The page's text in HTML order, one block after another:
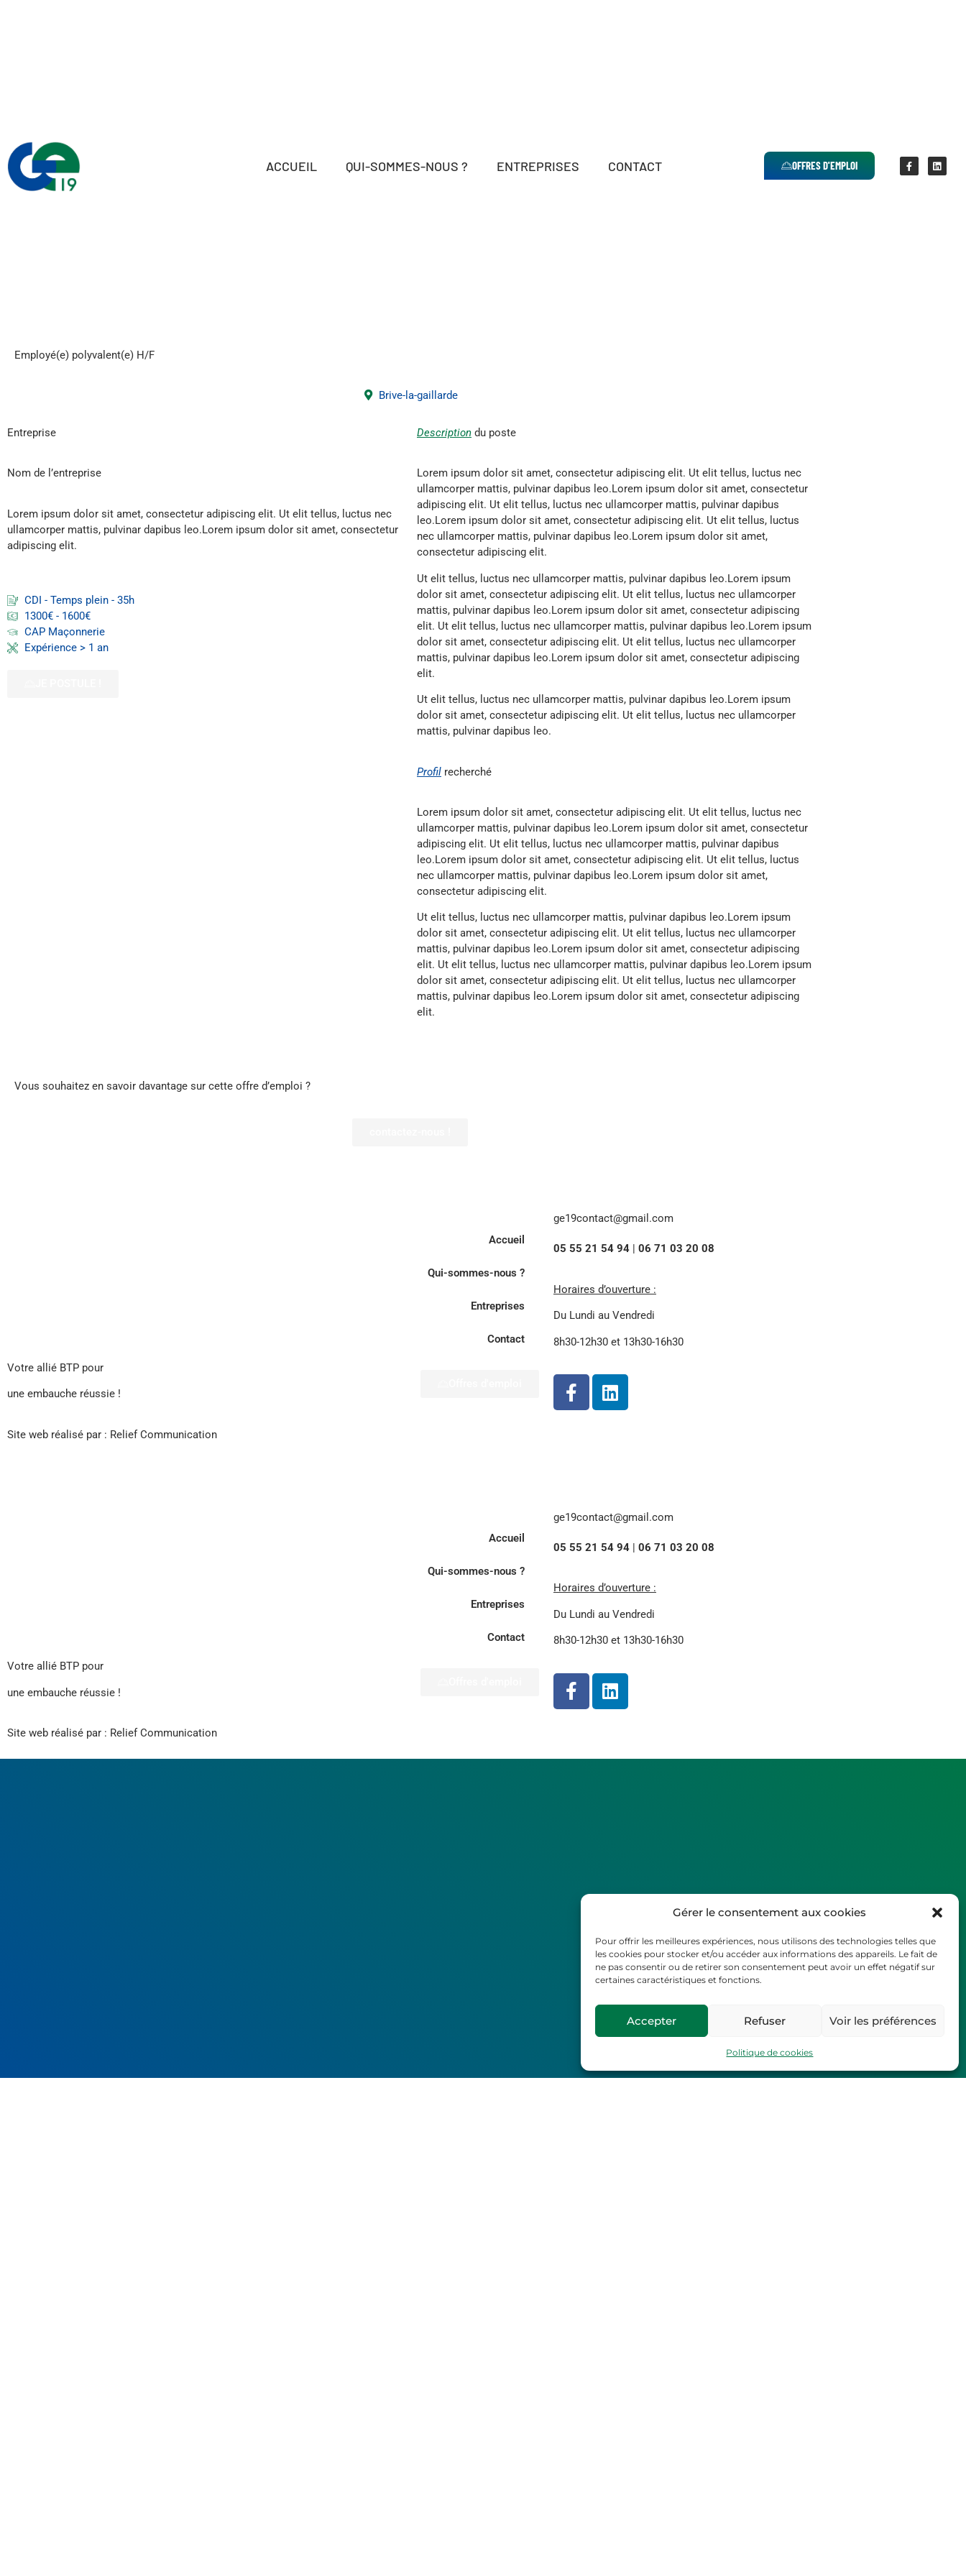
Gérer le consentement aux cookies
Pour offrir les meilleures expériences, nous utilisons des technologies telles que
les cookies pour stocker et/ou accéder aux informations des appareils. Le fait de
ne pas consentir ou de retirer son consentement peut avoir un effet négatif sur
certaines caractéristiques et fonctions.
Accepter Refuser Voir les préférences
Politique de cookies
ACCUEIL QUI-SOMMES-NOUS ? ENTREPRISES CONTACT OFFRES D'EMPLOI
Employé(e) polyvalent(e) H/F
Brive-la-gaillarde
Entreprise
Nom de l’entreprise
Lorem ipsum dolor sit amet, consectetur adipiscing elit. Ut elit tellus, luctus nec
ullamcorper mattis, pulvinar dapibus leo.Lorem ipsum dolor sit amet, consectetur
adipiscing elit.
CDI - Temps plein - 35h
1300€ - 1600€
CAP Maçonnerie
Expérience > 1 an
Description du poste
Lorem ipsum dolor sit amet, consectetur adipiscing elit. Ut elit tellus, luctus nec
ullamcorper mattis, pulvinar dapibus leo.Lorem ipsum dolor sit amet, consectetur
adipiscing elit. Ut elit tellus, luctus nec ullamcorper mattis, pulvinar dapibus
leo.Lorem ipsum dolor sit amet, consectetur adipiscing elit. Ut elit tellus, luctus
nec ullamcorper mattis, pulvinar dapibus leo.Lorem ipsum dolor sit amet,
consectetur adipiscing elit.
Ut elit tellus, luctus nec ullamcorper mattis, pulvinar dapibus leo.Lorem ipsum
dolor sit amet, consectetur adipiscing elit. Ut elit tellus, luctus nec ullamcorper
mattis, pulvinar dapibus leo.Lorem ipsum dolor sit amet, consectetur adipiscing
elit. Ut elit tellus, luctus nec ullamcorper mattis, pulvinar dapibus leo.Lorem ipsum
dolor sit amet, consectetur adipiscing elit. Ut elit tellus, luctus nec ullamcorper
mattis, pulvinar dapibus leo.Lorem ipsum dolor sit amet, consectetur adipiscing
elit.
Ut elit tellus, luctus nec ullamcorper mattis, pulvinar dapibus leo.Lorem ipsum
dolor sit amet, consectetur adipiscing elit. Ut elit tellus, luctus nec ullamcorper
mattis, pulvinar dapibus leo.
Profil recherché
Lorem ipsum dolor sit amet, consectetur adipiscing elit. Ut elit tellus, luctus nec
ullamcorper mattis, pulvinar dapibus leo.Lorem ipsum dolor sit amet, consectetur
adipiscing elit. Ut elit tellus, luctus nec ullamcorper mattis, pulvinar dapibus
leo.Lorem ipsum dolor sit amet, consectetur adipiscing elit. Ut elit tellus, luctus
nec ullamcorper mattis, pulvinar dapibus leo.Lorem ipsum dolor sit amet,
consectetur adipiscing elit.
Ut elit tellus, luctus nec ullamcorper mattis, pulvinar dapibus leo.Lorem ipsum
dolor sit amet, consectetur adipiscing elit. Ut elit tellus, luctus nec ullamcorper
mattis, pulvinar dapibus leo.Lorem ipsum dolor sit amet, consectetur adipiscing
elit. Ut elit tellus, luctus nec ullamcorper mattis, pulvinar dapibus leo.Lorem ipsum
dolor sit amet, consectetur adipiscing elit. Ut elit tellus, luctus nec ullamcorper
mattis, pulvinar dapibus leo.Lorem ipsum dolor sit amet, consectetur adipiscing
elit.
Vous souhaitez en savoir davantage sur cette offre d’emploi ?
Votre allié BTP pour
une embauche réussie !
Site web réalisé par : Relief Communication
Accueil
Qui-sommes-nous ?
Entreprises
Contact
ge19contact@gmail.com
05 55 21 54 94| 06 71 03 20 08
Horaires d’ouverture :
Du Lundi au Vendredi
8h30-12h30 et 13h30-16h30
Votre allié BTP pour
une embauche réussie !
Site web réalisé par : Relief Communication
Accueil
Qui-sommes-nous ?
Entreprises
Contact
ge19contact@gmail.com
05 55 21 54 94| 06 71 03 20 08
Horaires d’ouverture :
Du Lundi au Vendredi
8h30-12h30 et 13h30-16h30